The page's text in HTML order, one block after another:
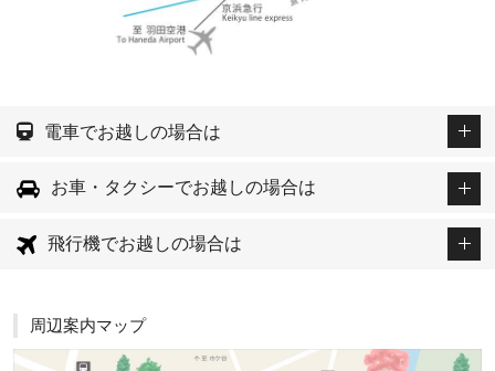
電車でお越しの場合は
お車・タクシーでお越しの場合は
飛行機でお越しの場合は
周辺案内マップ